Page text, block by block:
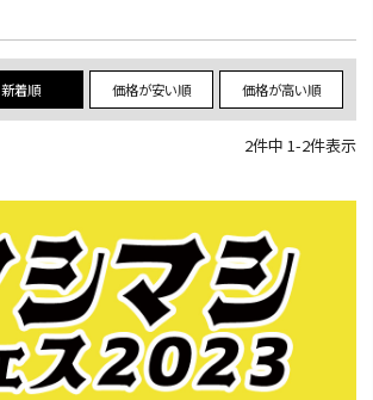
新着順 価格が安い順 価格が高い順
2件中 1-2件表示